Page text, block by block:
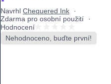
Navrhl Chequered Ink
Zdarma pro osobní použití
Hodnocení
Nehodnoceno, buďte první!